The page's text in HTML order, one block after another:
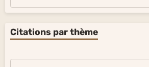
Citations par thème